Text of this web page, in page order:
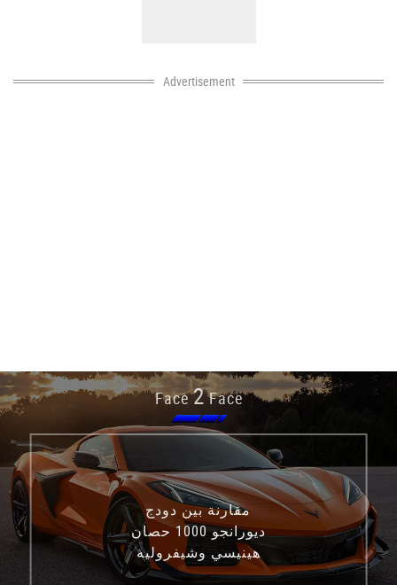
Advertisement
Face2Face
مقارنة بين دودج
ديورانجو 1000 حصان
هينيسي وشيفروليه
كورفيت C8 Z06